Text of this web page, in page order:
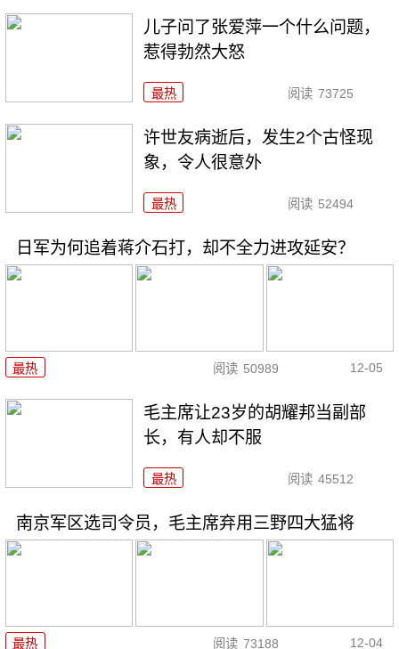
儿子问了张爱萍一个什么问题，
惹得勃然大怒
最热 阅读 73725
许世友病逝后，发生2个古怪现
象，令人很意外
最热 阅读 52494
日军为何追着蒋介石打，却不全力进攻延安？
最热 阅读 50989 12-05
毛主席让23岁的胡耀邦当副部
长，有人却不服
最热 阅读 45512
南京军区选司令员，毛主席弃用三野四大猛将
最热 阅读 73188 12-04